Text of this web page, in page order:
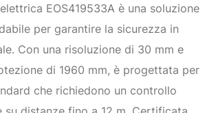
EOS419533A è una soluzione
per garantire la sicurezza in
Con una risoluzione di 30 mm e
di 1960 mm, è progettata per
che richiedono un controllo